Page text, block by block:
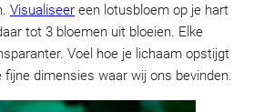
Visualiseer een lotusbloem op je hart
tot 3 bloemen uit bloeien. Elke
Voel hoe je lichaam opstijgt
dimensies waar wij ons bevinden.